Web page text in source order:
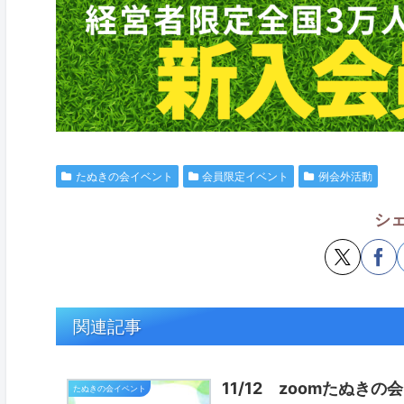
たぬきの会イベント 会員限定イベント 例会外活動
シ
関連記事
たぬきの会イベント 11/12 zoomたぬきの会